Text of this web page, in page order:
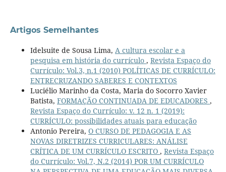
Artigos Semelhantes
Idelsuite de Sousa Lima, A cultura escolar e a
pesquisa em história do currículo , Revista Espaço do
Currículo: Vol.3, n.1 (2010) POLÍTICAS DE CURRÍCULO:
ENTRECRUZANDO SABERES E CONTEXTOS
Luciélio Marinho da Costa, Maria do Socorro Xavier
Batista, FORMAÇÃO CONTINUADA DE EDUCADORES ,
Revista Espaço do Currículo: v. 12 n. 1 (2019):
CURRÍCULO: possibilidades atuais para educação
Antonio Pereira, O CURSO DE PEDAGOGIA E AS
NOVAS DIRETRIZES CURRICULARES: ANÁLISE
CRÍTICA DE UM CURRÍCULO ESCRITO , Revista Espaço
do Currículo: Vol.7, N.2 (2014) POR UM CURRÍCULO